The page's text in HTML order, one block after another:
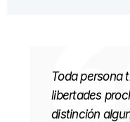
Toda persona
libertades
distinción